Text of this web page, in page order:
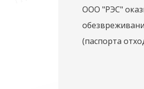
ООО "РЭС"
(паспорта